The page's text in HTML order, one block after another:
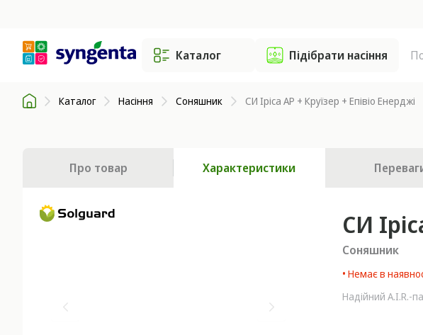
Каталог Підібрати насіння
Каталог Насіння Соняшник СИ Іріса АР + Круїзер + Епівіо Енерджі
Про товар Характеристики
СИ
Соняшник
• Немає в
Надійний A.I.R.-